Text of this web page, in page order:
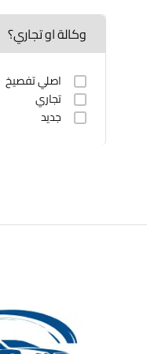
وكالة او تجاري؟
اصلي تفصيخ
تجاري
جديد